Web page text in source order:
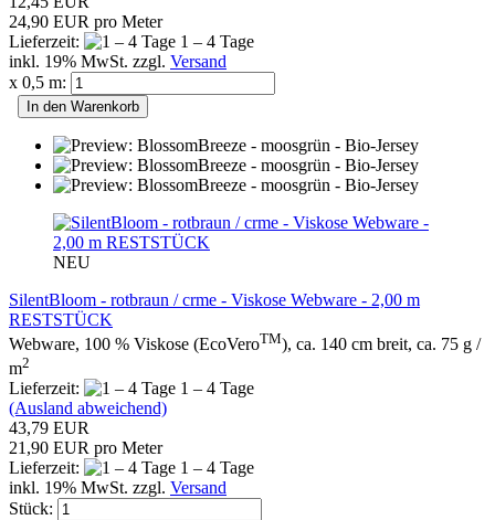
24,90 EUR pro Meter
Lieferzeit:
1 – 4 Tage
inkl. 19% MwSt. zzgl. Versand
x 0,5 m:
In den Warenkorb
NEU
SilentBloom - rotbraun / crme - Viskose Webware - 2,00 m
RESTSTÜCK
Webware, 100 % Viskose (EcoVeroTM), ca. 140 cm breit, ca. 75 g /
m2
Lieferzeit:
1 – 4 Tage
(Ausland abweichend)
43,79 EUR
21,90 EUR pro Meter
Lieferzeit:
1 – 4 Tage
inkl. 19% MwSt. zzgl. Versand
Stück: